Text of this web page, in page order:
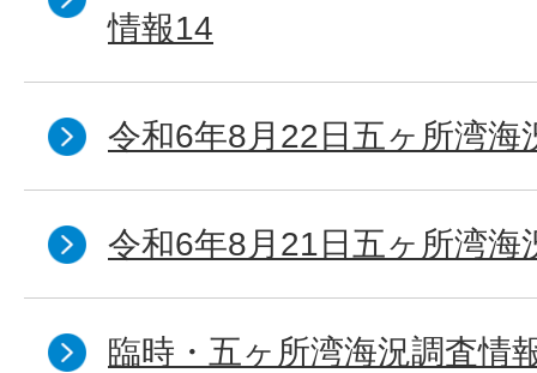
情報14
令和6年8月22日五ヶ所湾海
令和6年8月21日五ヶ所湾海
臨時・五ヶ所湾海況調査情